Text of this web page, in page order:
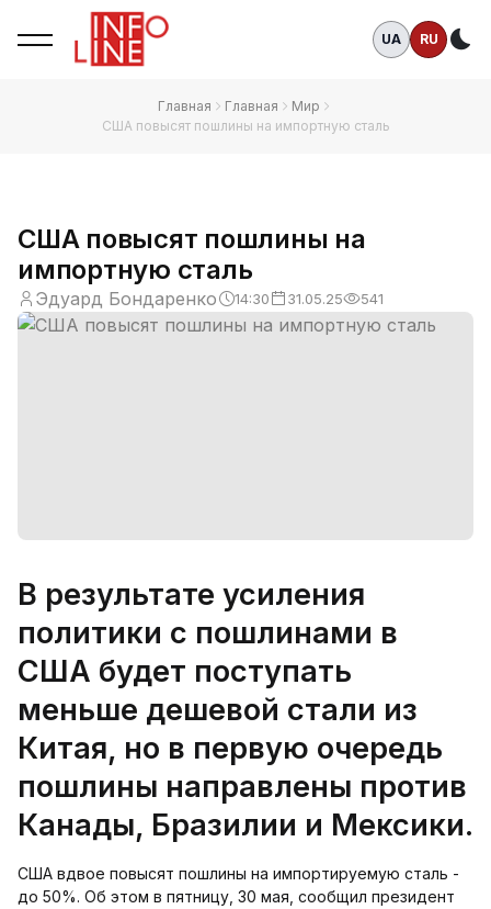
UA RU
Главная Главная
Мир
США повысят пошлины на импортную сталь
США повысят пошлины на
импортную сталь
Эдуард Бондаренко 14:30 31.05.25 541
В результате усиления
политики с пошлинами в
США будет поступать
меньше дешевой стали из
Китая, но в первую очередь
пошлины направлены против
Канады, Бразилии и Мексики.
США вдвое повысят пошлины на импортируемую сталь -
до 50%. Об этом в пятницу, 30 мая, сообщил президент